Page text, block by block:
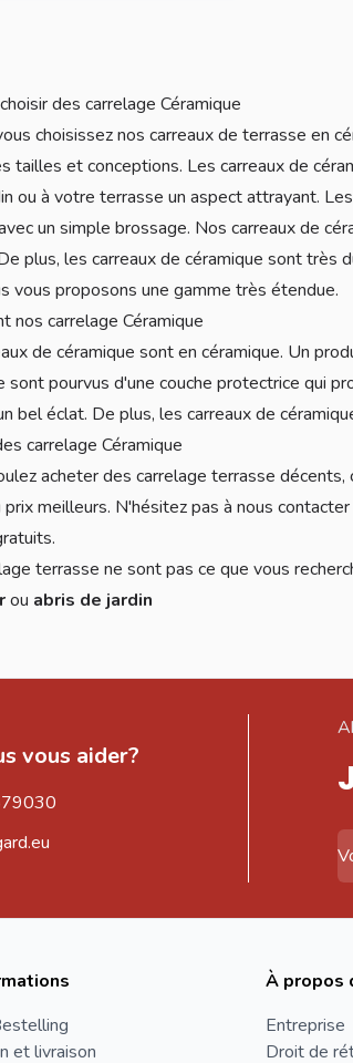
des carrelage Céramique
choisissez nos carreaux de terrasse en
tailles et conceptions. Les carreaux de
ou à votre terrasse un aspect attrayant.
un simple brossage. Nos carreaux de
plus, les carreaux de céramique sont très
vous proposons une gamme très étendue.
nos carrelage Céramique
de céramique sont en céramique. Un
sont pourvus d'une couche protectrice qui
bel éclat. De plus, les carreaux de
carrelage Céramique
acheter des carrelage terrasse
prix meilleurs. N'hésitez pas à nous contacter
terrasse ne sont pas ce que vous
ou abris de jardin
vous aider?
et livraison
À propos
Entreprise
Droit de